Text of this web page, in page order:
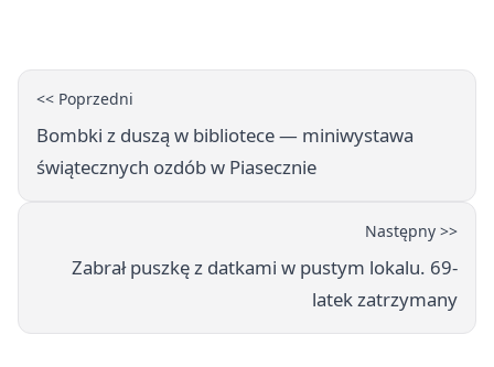
<< Poprzedni
Bombki z duszą w bibliotece — miniwystawa
świątecznych ozdób w Piasecznie
Następny >>
Zabrał puszkę z datkami w pustym lokalu. 69-
latek zatrzymany